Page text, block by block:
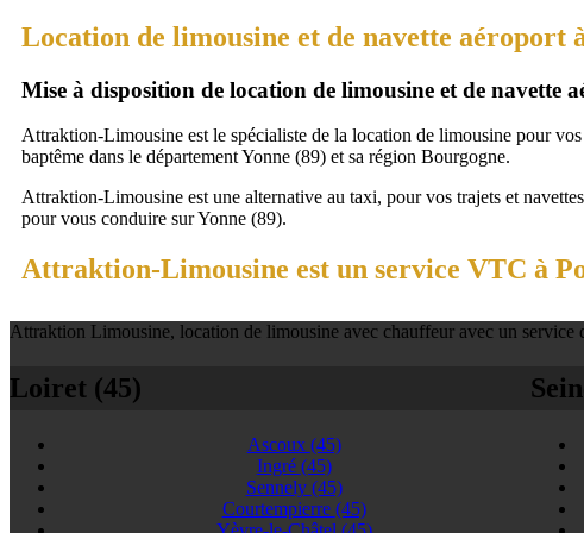
Location de limousine et de navette aéroport
Mise à disposition de location de limousine et de navette
Attraktion-Limousine est le spécialiste de la location de limousine pour
baptême dans le département Yonne (89) et sa région Bourgogne.
Attraktion-Limousine est une alternative au taxi, pour vos trajets et
pour vous conduire sur Yonne (89).
Attraktion-Limousine est un service VTC à
Attraktion Limousine, location de limousine avec chauffeur avec un
Loiret (45)
Ascoux (45)
Ingré (45)
Sennely (45)
Courtempierre (45)